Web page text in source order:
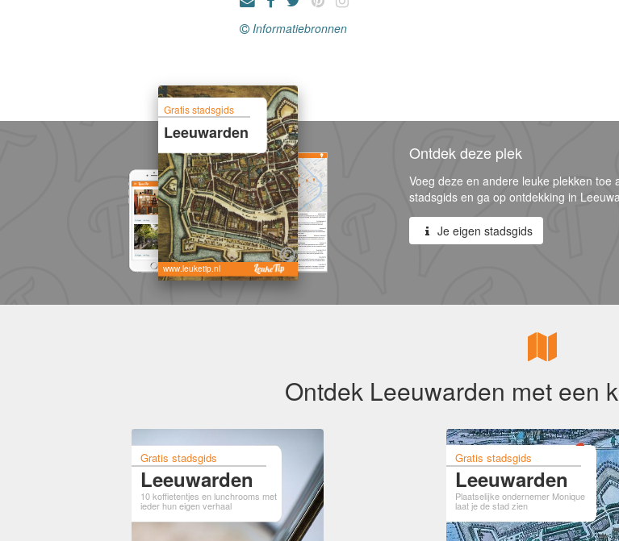
Informatiebronnen
Gratis stadsgids
Leeuwarden
www.leuketip.nl
Ontdek deze plek
Voeg deze en andere leuke plekken toe
stadsgids en ga op ontdekking in
Je eigen stadsgids
Ontdek Leeuwarden met een
Gratis stadsgids
Leeuwarden
10 koffietentjes en lunchrooms met
ieder hun eigen verhaal
Gratis stadsgids
Leeuwarden
Plaatselijke ondernemer Monique
laat je de stad zien